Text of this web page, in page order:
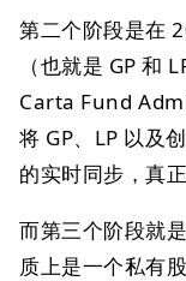
第二个阶段是在
（也就是 GP 和
Carta Fund
将 GP、LP 以及
的实时同步，真
而第三个阶段就
质上是一个私有